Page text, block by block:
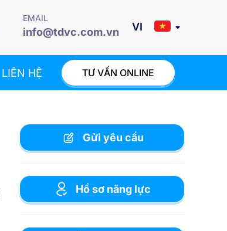
EMAIL
info@tdvc.com.vn
LIÊN HỆ TƯ VẤN ONLINE
Gửi yêu cầu
Hồ sơ năng lực